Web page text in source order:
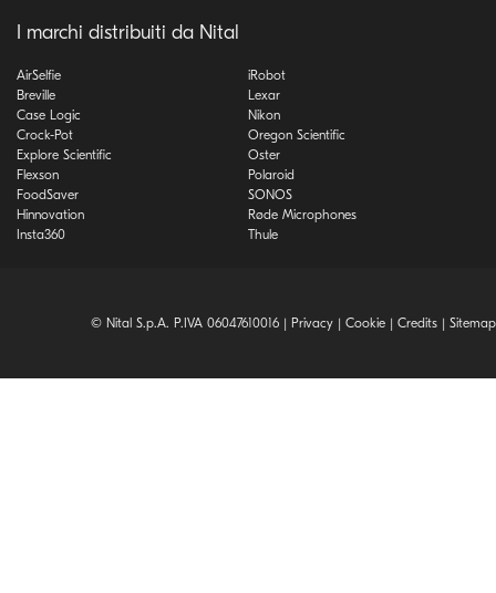
I marchi distribuiti da Nital
AirSelfie
Breville
Case Logic
Crock-Pot
Explore Scientific
Flexson
FoodSaver
Hinnovation
Insta360
iRobot
Lexar
Nikon
Oregon Scientific
Oster
Polaroid
SONOS
Røde Microphones
Thule
© Nital S.p.A. P.IVA 06047610016 | Privacy | Cookie | Credits | Sitemap